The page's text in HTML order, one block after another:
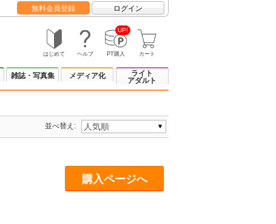
無料会員登録 ログイン
はじめて ヘルプ
UP!
PT購入 カート
雑誌・写真集 メディア化
ライト
アダルト
並べ替え:
購入ページへ